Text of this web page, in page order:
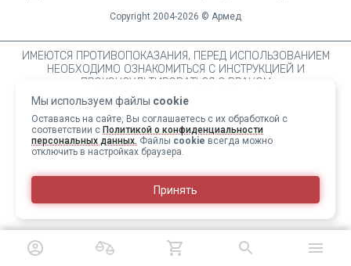
Мы используем файлы cookie
Оставаясь на сайте, Вы соглашаетесь с их обработкой с
соответствии с Политикой о конфиденциальности
персональных данных. Файлы cookie всегда можно
отключить в настройках браузера.
Принять
Copyright 2004-2026 © Армед
ИМЕЮТСЯ ПРОТИВОПОКАЗАНИЯ, ПЕРЕД ИСПОЛЬЗОВАНИЕМ
НЕОБХОДИМО ОЗНАКОМИТЬСЯ С ИНСТРУКЦИЕЙ И
ПРОКОНСУЛЬТИРОВАТЬСЯ С ВРАЧОМ